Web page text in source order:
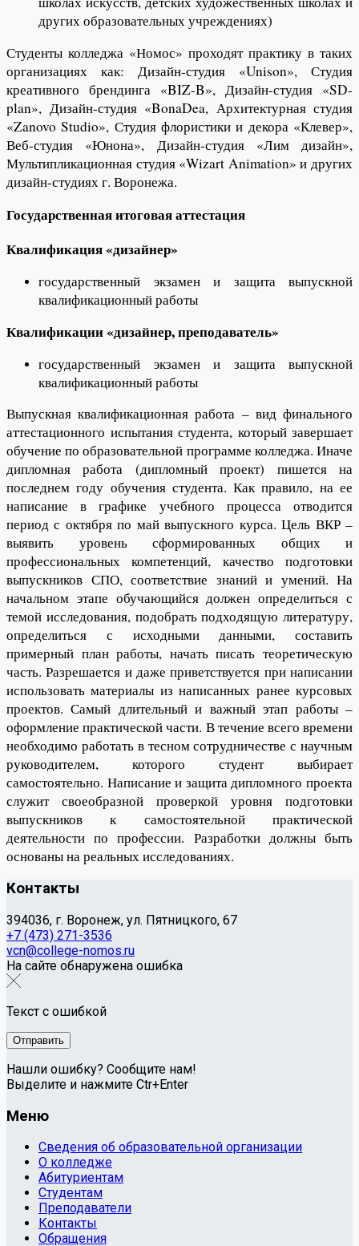
других образовательных учреждениях)
Студенты колледжа «Номос» проходят практику в таких
организациях как: Дизайн-студия «Unison», Студия
креативного брендинга «BIZ-B», Дизайн-студия «SD-
plan», Дизайн-студия «BonaDea, Архитектурная студия
«Zanovo Studio», Студия флористики и декора «Клевер»,
Веб-студия «Юнона», Дизайн-студия «Лим дизайн»,
Мультипликационная студия «Wizart Animation» и других
дизайн-студиях г. Воронежа.
Государственная итоговая аттестация
Квалификация «дизайнер»
государственный экзамен и защита выпускной
квалификационный работы
Квалификации «дизайнер, преподаватель»
государственный экзамен и защита выпускной
квалификационный работы
Выпускная квалификационная работа – вид финального
аттестационного испытания студента, который завершает
обучение по образовательной программе колледжа. Иначе
дипломная работа (дипломный проект) пишется на
последнем году обучения студента. Как правило, на ее
написание в графике учебного процесса отводится
период с октября по май выпускного курса. Цель ВКР –
выявить уровень сформированных общих и
профессиональных компетенций, качество подготовки
выпускников СПО, соответствие знаний и умений. На
начальном этапе обучающийся должен определиться с
темой исследования, подобрать подходящую литературу,
определиться с исходными данными, составить
примерный план работы, начать писать теоретическую
часть. Разрешается и даже приветствуется при написании
использовать материалы из написанных ранее курсовых
проектов. Самый длительный и важный этап работы –
оформление практической части. В течение всего времени
необходимо работать в тесном сотрудничестве с научным
руководителем, которого студент выбирает
самостоятельно. Написание и защита дипломного проекта
служит своеобразной проверкой уровня подготовки
выпускников к самостоятельной практической
деятельности по профессии. Разработки должны быть
основаны на реальных исследованиях.
Контакты
394036, г. Воронеж, ул. Пятницкого, 67
+7 (473) 271-3536
vcn@college-nomos.ru
На сайте обнаружена ошибка
Текст с ошибкой
Нашли ошибку? Сообщите нам!
Выделите и нажмите Ctr+Enter
Меню
Сведения об образовательной организации
О колледже
Абитуриентам
Студентам
Преподаватели
Контакты
Обращения